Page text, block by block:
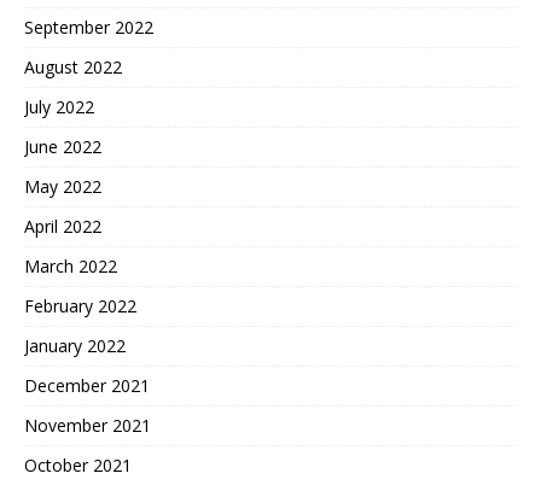
September 2022
August 2022
July 2022
June 2022
May 2022
April 2022
March 2022
February 2022
January 2022
December 2021
November 2021
October 2021